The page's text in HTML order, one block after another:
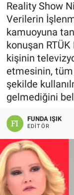
Reality Show
Verilerin
kamuoyuna
konuşan
kişinin
etmesinin, tüm
şekilde
gelmediğini
FUNDA IŞIK
EDITÖR
Keşfet
ASTROLOJİ
MANŞET
RESMİ
Bize ulaşın
İletişim/
Yaşam